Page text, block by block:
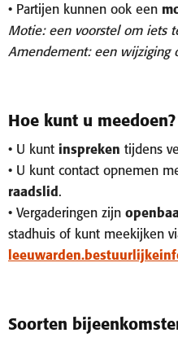
• Partijen kunnen ook een
Motie: een voorstel om iets
Amendement: een wijziging
Hoe kunt u meedoen?
• U kunt inspreken tijdens
• U kunt contact opnemen
raadslid .
• Vergaderingen zijn
stadhuis of kunt meekijken
Soorten